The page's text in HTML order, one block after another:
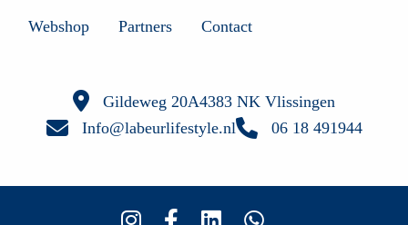
Webshop Partners Contact
Gildeweg 20A4383 NK Vlissingen
Info@labeurlifestyle.nl
06 18 491944